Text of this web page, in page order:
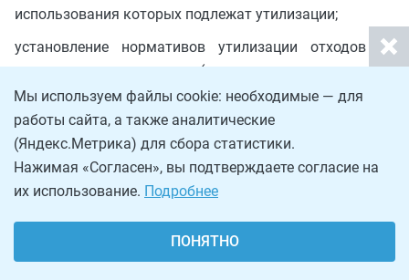
использования которых подлежат утилизации;
установление нормативов утилизации отходов от
использования товаров (далее также - норматив
утилизации);
утверждение формы акта утилизации отходов от
использования товаров;
установление порядка подтверждения факта вывоза,
Мы используем файлы cookie: необходимые — для
работы сайта, а также аналитические
(Яндекс.Метрика) для сбора статистики.
Нажимая «Согласен», вы подтверждаете согласие на
их использование. Подробнее
ПОНЯТНО